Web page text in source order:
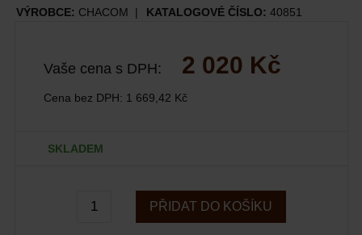
VÝROBCE: CHACOM KATALOGOVÉ ČÍSLO: 40851
Vaše cena s DPH: 2 020 Kč
Cena bez DPH: 1 669,42 Kč
SKLADEM
PŘIDAT DO KOŠÍKU